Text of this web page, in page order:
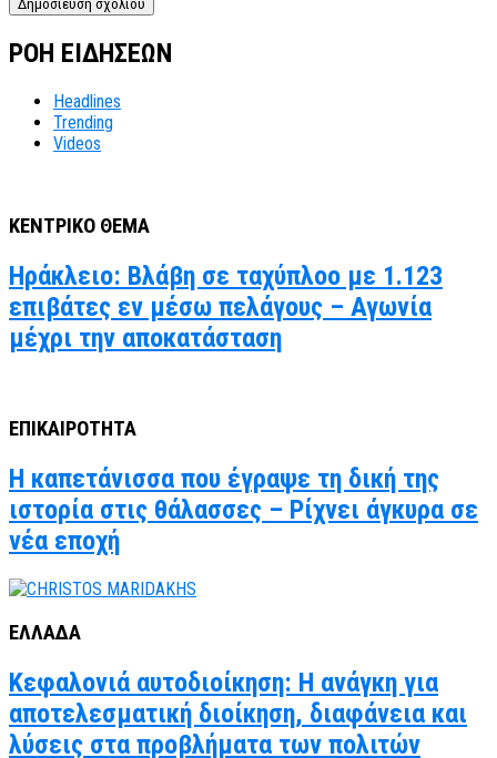
ΡΟΗ ΕΙΔΗΣΕΩΝ
Headlines
Trending
Videos
ΚΕΝΤΡΙΚΟ ΘΕΜΑ
Ηράκλειο: Βλάβη σε ταχύπλοο με 1.123
επιβάτες εν μέσω πελάγους – Αγωνία
μέχρι την αποκατάσταση
ΕΠΙΚΑΙΡΟΤΗΤΑ
Η καπετάνισσα που έγραψε τη δική της
ιστορία στις θάλασσες – Ρίχνει άγκυρα σε
νέα εποχή
ΕΛΛΑΔΑ
Κεφαλονιά αυτοδιοίκηση: Η ανάγκη για
αποτελεσματική διοίκηση, διαφάνεια και
λύσεις στα προβλήματα των πολιτών